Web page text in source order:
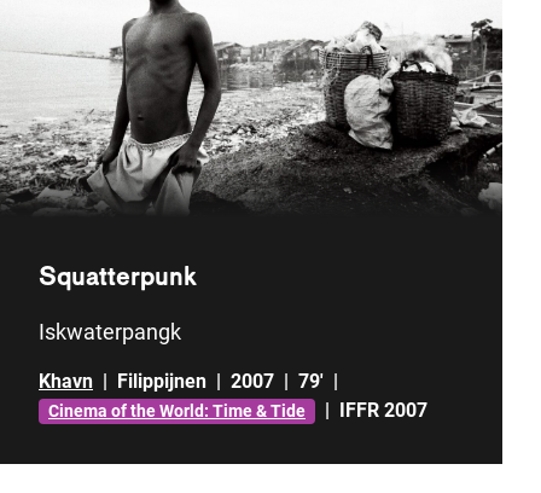
Squatterpunk
Iskwaterpangk
Khavn | Filippijnen | 2007 | 79' |
Cinema of the World: Time & Tide | IFFR 2007